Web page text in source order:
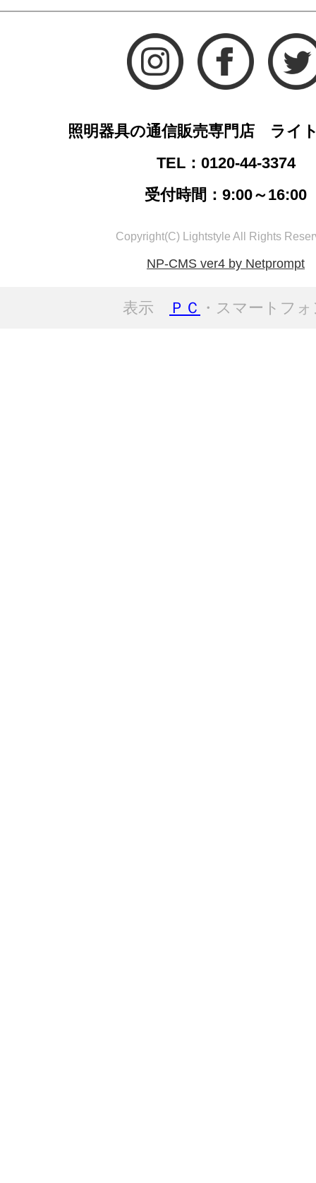
照明器具の通信販売専門店 ライ
TEL：0120-44-3374
受付時間：9:00～16:00
Copyright(C) Lightstyle All Rights
NP-CMS ver4 by Netprompt
表示 ＰＣ ・スマートフ